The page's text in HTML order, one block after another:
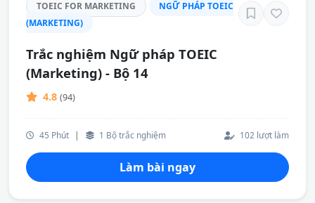
TOEIC FOR MARKETING
NGỮ PHÁP TOEIC
(MARKETING)
Trắc nghiệm Ngữ pháp TOEIC
(Marketing) - Bộ 14
4.8 (94)
45 Phút | 1 Bộ trắc nghiệm 102 lượt làm
Làm bài ngay